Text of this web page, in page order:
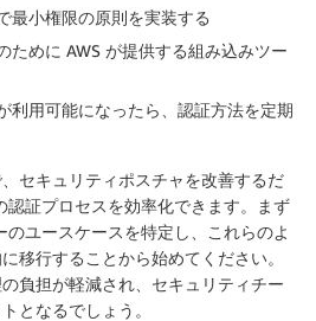
最小権限の原則を実装する
ために AWS が提供する組み込みツー
利用可能になったら、認証方法を定期
セキュリティポスチャを改善するだ
認証プロセスを効率化できます。まず
ユースケースを特定し、これらのよ
移行することから始めてください。
負担が軽減され、セキュリティチー
となるでしょう。